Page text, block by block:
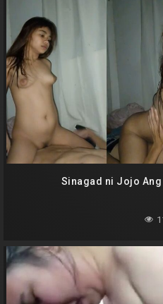
Sinagad ni Jojo